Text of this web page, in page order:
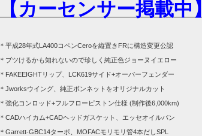
【カーセンサー掲載中】
＊平成28年式LA400コペンCeroを縦置きFRに構造変更公認
＊ブツけるかも知れないので珍しく純正色ジョーヌイエロー
＊FAKEEIGHTリップ、LCK619サイド+オーバーフェンダー
＊Jworksウイング、純正ボンネットをオリジナルカット
＊強化コンロッド+フルフローピストン仕様 (制作後6,000km)
＊CADハイカム+CADヘッドガスケット、エッセオイルパン
＊Garrett-GBC14ターボ、MOFACモリモリ管4本だしSPL